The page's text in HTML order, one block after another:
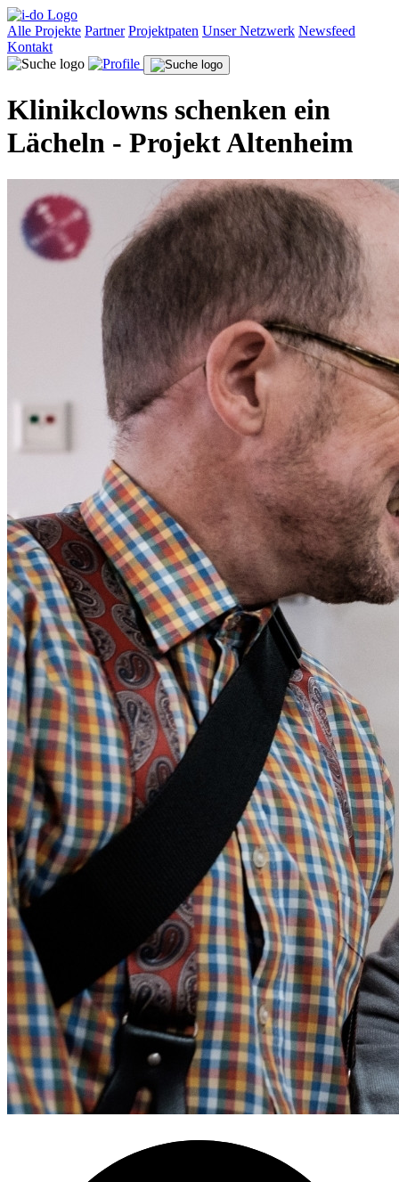
Alle Projekte Partner Projektpaten Unser Netzwerk Newsfeed
Kontakt
Klinikclowns schenken ein
Lächeln - Projekt Altenheim